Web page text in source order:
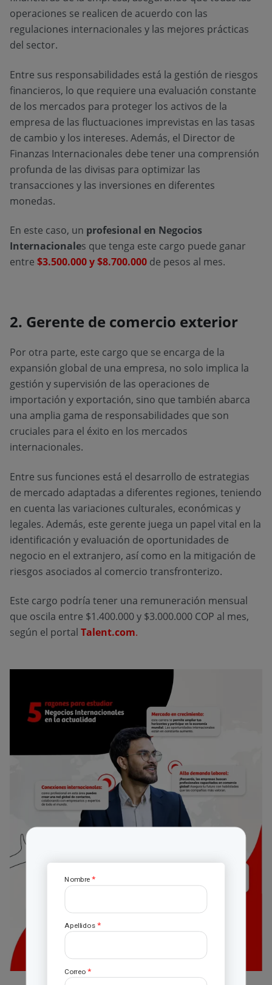
operaciones se realicen de acuerdo con las
regulaciones internacionales y las mejores prácticas
del sector.
Entre sus responsabilidades está la gestión de riesgos
financieros, lo que requiere una evaluación constante
de los mercados para proteger los activos de la
empresa de las fluctuaciones imprevistas en las tasas
de cambio y los intereses. Además, el Director de
Finanzas Internacionales debe tener una comprensión
profunda de las divisas para optimizar las
transacciones y las inversiones en diferentes
monedas.
En este caso, un profesional en Negocios
Internacionales que tenga este cargo puede ganar
entre $3.500.000 y $8.700.000 de pesos al mes.
2. Gerente de comercio exterior
Por otra parte, este cargo que se encarga de la
expansión global de una empresa, no solo implica la
gestión y supervisión de las operaciones de
importación y exportación, sino que también abarca
una amplia gama de responsabilidades que son
cruciales para el éxito en los mercados
internacionales.
Entre sus funciones está el desarrollo de estrategias
de mercado adaptadas a diferentes regiones, teniendo
en cuenta las variaciones culturales, económicas y
legales. Además, este gerente juega un papel vital en la
identificación y evaluación de oportunidades de
negocio en el extranjero, así como en la mitigación de
riesgos asociados al comercio transfronterizo.
Este cargo podría tener una remuneración mensual
que oscila entre $1.400.000 y $3.000.000 COP al mes,
según el portal Talent.com.
Nombre *
Apellidos *
Correo *